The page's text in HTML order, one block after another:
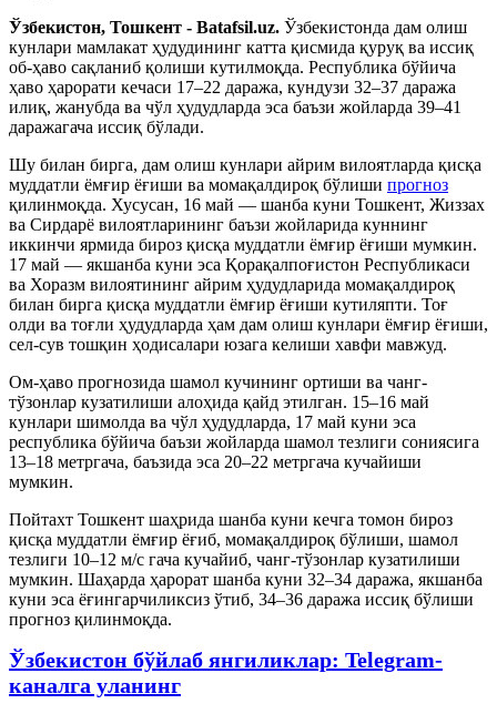
Ўзбекистон, Тошкент - Batafsil.uz. Ўзбекистонда дам олиш
кунлари мамлакат ҳудудининг катта қисмида қуруқ ва иссиқ
об-ҳаво сақланиб қолиши кутилмоқда. Республика бўйича
ҳаво ҳарорати кечаси 17–22 даража, кундузи 32–37 даража
илиқ, жанубда ва чўл ҳудудларда эса баъзи жойларда 39–41
даражагача иссиқ бўлади.
Шу билан бирга, дам олиш кунлари айрим вилоятларда қисқа
муддатли ёмғир ёғиши ва момақалдироқ бўлиши прогноз
қилинмоқда. Хусусан, 16 май — шанба куни Тошкент, Жиззах
ва Сирдарё вилоятларининг баъзи жойларида куннинг
иккинчи ярмида бироз қисқа муддатли ёмғир ёғиши мумкин.
17 май — якшанба куни эса Қорақалпоғистон Республикаси
ва Хоразм вилоятининг айрим ҳудудларида момақалдироқ
билан бирга қисқа муддатли ёмғир ёғиши кутиляпти. Тоғ
олди ва тоғли ҳудудларда ҳам дам олиш кунлари ёмғир ёғиши,
сел-сув тошқин ҳодисалари юзага келиши хавфи мавжуд.
Ом-ҳаво прогнозида шамол кучининг ортиши ва чанг-
тўзонлар кузатилиши алоҳида қайд этилган. 15–16 май
кунлари шимолда ва чўл ҳудудларда, 17 май куни эса
республика бўйича баъзи жойларда шамол тезлиги сониясига
13–18 метргача, баъзида эса 20–22 метргача кучайиши
мумкин.
Пойтахт Тошкент шаҳрида шанба куни кечга томон бироз
қисқа муддатли ёмғир ёғиб, момақалдироқ бўлиши, шамол
тезлиги 10–12 м/с гача кучайиб, чанг-тўзонлар кузатилиши
мумкин. Шаҳарда ҳарорат шанба куни 32–34 даража, якшанба
куни эса ёғингарчиликсиз ўтиб, 34–36 даража иссиқ бўлиши
прогноз қилинмоқда.
Ўзбекистон бўйлаб янгиликлар: Telegram-
каналга уланинг